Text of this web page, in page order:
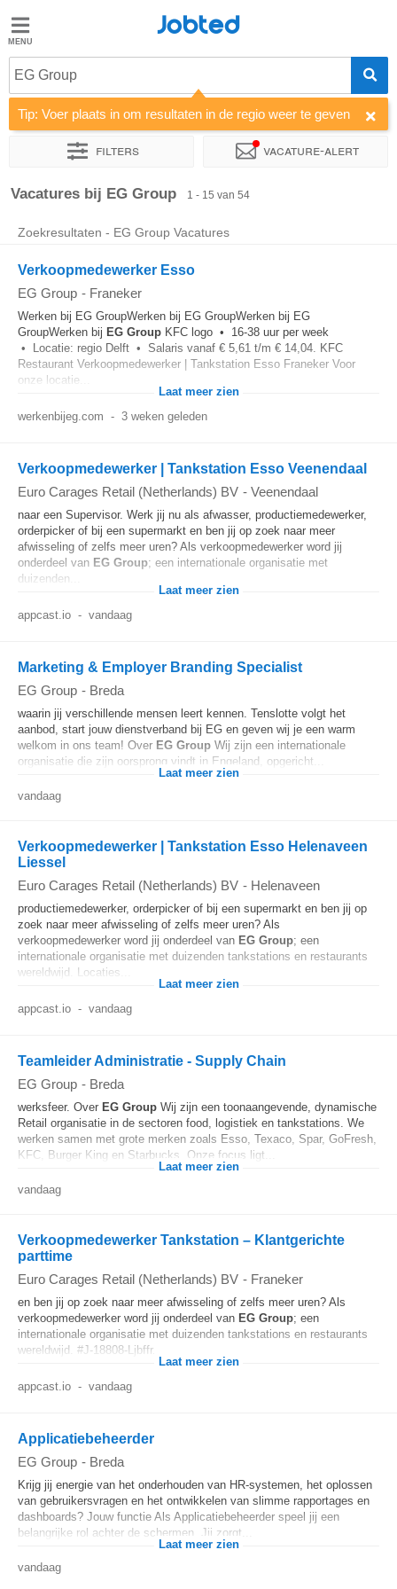
Jobted
Vacatures
Salarissen
Jobted
EG Group
Tip: Voer plaats in om resultaten in de regio weer te geven
Filters Vacature-alert
Sorteer op Bedrijf Soort dienstverband
Vacatures bij EG Group 1 - 15 van 54
Zoekresultaten - EG Group Vacatures
Verkoopmedewerker Esso
EG Group - Franeker
Werken bij EG GroupWerken bij EG GroupWerken bij EG
GroupWerken bij EG Group KFC logo • 16-38 uur per week
• Locatie: regio Delft • Salaris vanaf € 5,61 t/m € 14,04. KFC
Restaurant Verkoopmedewerker | Tankstation Esso Franeker Voor
onze locatie...
Laat meer zien
werkenbijeg.com - 3 weken geleden
Verkoopmedewerker | Tankstation Esso Veenendaal
Euro Carages Retail (Netherlands) BV - Veenendaal
naar een Supervisor. Werk jij nu als afwasser, productiemedewerker,
orderpicker of bij een supermarkt en ben jij op zoek naar meer
afwisseling of zelfs meer uren? Als verkoopmedewerker word jij
onderdeel van EG Group; een internationale organisatie met
duizenden...
Laat meer zien
appcast.io - vandaag
Marketing & Employer Branding Specialist
EG Group - Breda
waarin jij verschillende mensen leert kennen. Tenslotte volgt het
aanbod, start jouw dienstverband bij EG en geven wij je een warm
welkom in ons team! Over EG Group Wij zijn een internationale
organisatie die zijn oorsprong vindt in Engeland, opgericht...
Laat meer zien
vandaag
Verkoopmedewerker | Tankstation Esso Helenaveen
Liessel
Euro Carages Retail (Netherlands) BV - Helenaveen
productiemedewerker, orderpicker of bij een supermarkt en ben jij op
zoek naar meer afwisseling of zelfs meer uren? Als
verkoopmedewerker word jij onderdeel van EG Group; een
internationale organisatie met duizenden tankstations en restaurants
wereldwijd. Locaties...
Laat meer zien
appcast.io - vandaag
Teamleider Administratie - Supply Chain
EG Group - Breda
werksfeer. Over EG Group Wij zijn een toonaangevende, dynamische
Retail organisatie in de sectoren food, logistiek en tankstations. We
werken samen met grote merken zoals Esso, Texaco, Spar, GoFresh,
KFC, Burger King en Starbucks. Onze focus ligt...
Laat meer zien
vandaag
Verkoopmedewerker Tankstation – Klantgerichte
parttime
Euro Carages Retail (Netherlands) BV - Franeker
en ben jij op zoek naar meer afwisseling of zelfs meer uren? Als
verkoopmedewerker word jij onderdeel van EG Group; een
internationale organisatie met duizenden tankstations en restaurants
wereldwijd. #J-18808-Ljbffr...
Laat meer zien
appcast.io - vandaag
Applicatiebeheerder
EG Group - Breda
Krijg jij energie van het onderhouden van HR-systemen, het oplossen
van gebruikersvragen en het ontwikkelen van slimme rapportages en
dashboards? Jouw functie Als Applicatiebeheerder speel jij een
belangrijke rol achter de schermen. Jij zorgt...
Laat meer zien
vandaag